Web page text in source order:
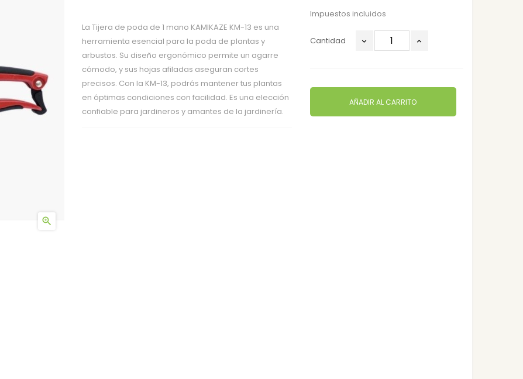

Impuestos incluidos
Cantidad
AÑADIR AL CARRITO
La Tijera de poda de 1 mano KAMIKAZE KM-13 es una
herramienta esencial para la poda de plantas y
arbustos. Su diseño ergonómico permite un agarre
cómodo, y sus hojas afiladas aseguran cortes
precisos. Con la KM-13, podrás mantener tus plantas
en óptimas condiciones con facilidad. Es una elección
confiable para jardineros y amantes de la jardinería.